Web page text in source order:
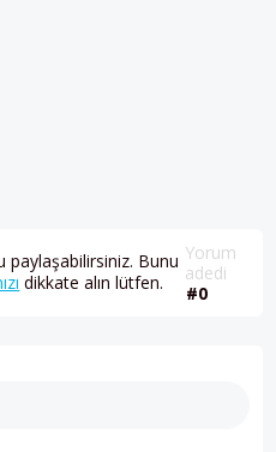
paylaşabilirsiniz. Bunu
dikkate alın lütfen.
Yorum
adedi
#0